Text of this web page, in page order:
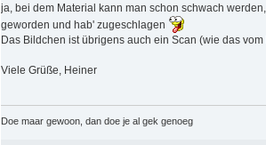
ja, bei dem Material kann man schon schwach
geworden und hab' zugeschlagen
Das Bildchen ist übrigens auch ein Scan (wie das vom
Viele Grüße, Heiner
Doe maar gewoon, dan doe je al gek genoeg